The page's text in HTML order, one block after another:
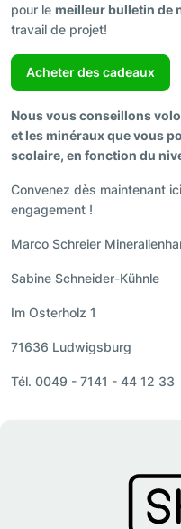
pour le meilleur bulletin de
travail de projet!
Acheter des cadeaux
Nous vous conseillons
et les minéraux que vous
scolaire, en fonction du
Convenez dès maintenant
engagement !
Marco Schreier
Sabine Schneider-Kühnle
Im Osterholz 1
71636 Ludwigsburg
Tél. 0049 - 7141 - 44 12 33